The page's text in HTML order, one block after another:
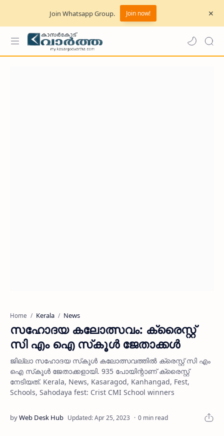
Join Whatsapp Group. Join now!
Home Kerala News
സഹോദയ കലോത്സവം: ക്രൈസ്റ്റ്
സി എം ഐ സ്‌കൂള്‍ ജേതാക്കള്‍
ജില്ലാ സഹോദയ സ്‌കൂള്‍ കലോത്സവത്തില്‍ ക്രെസ്റ്റ് സി എം
ഐ സ്‌കൂള്‍ ജേതാക്കളായി. 935 പോയിന്റാണ് ക്രൈസ്റ്റ്
നേടിയത്. Kerala, News, Kasaragod, Kanhangad, Fest,
Schools, Sahodaya fest: Crist CMI School winners
0 min read